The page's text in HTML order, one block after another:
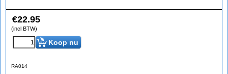
€22.95
(incl BTW)
Koop nu
RA014